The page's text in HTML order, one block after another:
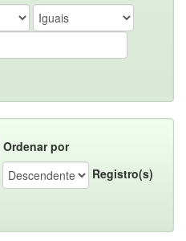
Ordenar por
Registro(s)